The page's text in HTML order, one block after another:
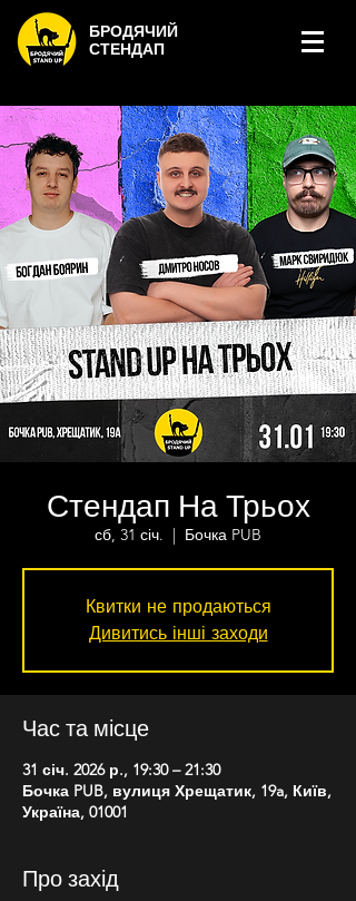
БРОДЯЧИЙ
СТЕНДАП
Стендап На Трьох
сб, 31 січ.
  |
Бочка PUB
Квитки не продаються
Дивитись інші заходи
Час та місце
31 січ. 2026 р., 19:30 – 21:30
Бочка PUB, вулиця Хрещатик, 19a, Київ,
Україна, 01001
Про захід